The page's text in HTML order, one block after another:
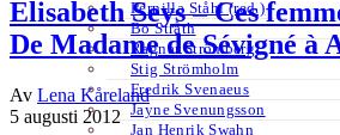
Pernilla Ståhl (red.)
Bo Stråth
Ragnar Strömberg
Stig Strömholm
Fredrik Svenaeus
Jayne Svenungsson
Jan Henrik Swahn
Elisabeth Seys – Ces
De Madame de Sévigné à
Av Lena Kåreland
5 augusti 2012